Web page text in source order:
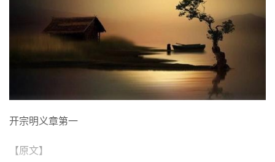
开宗明义章第一
【原文】